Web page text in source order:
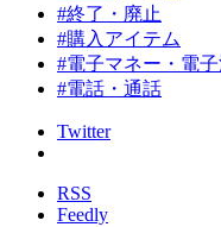
#終了・廃止
#購入アイテム
#電子マネー・電
#電話・通話
Twitter
RSS
Feedly